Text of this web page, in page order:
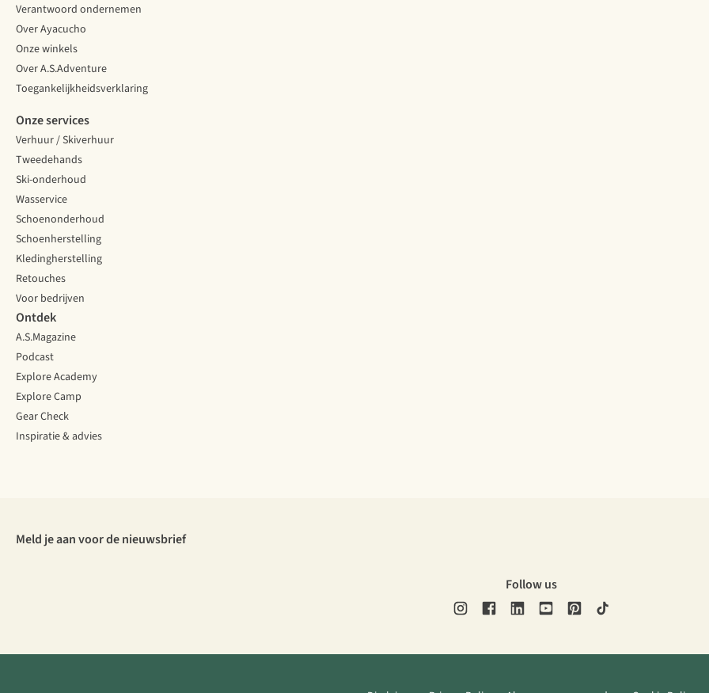
Verantwoord ondernemen
Over Ayacucho
Onze winkels
Over A.S.Adventure
Toegankelijkheidsverklaring
Onze services
Verhuur / Skiverhuur
Tweedehands
Ski-onderhoud
Wasservice
Schoenonderhoud
Schoenherstelling
Kledingherstelling
Retouches
Voor bedrijven
Ontdek
A.S.Magazine
Podcast
Explore Academy
Explore Camp
Gear Check
Inspiratie & advies
Meld je aan voor de nieuwsbrief
Follow us